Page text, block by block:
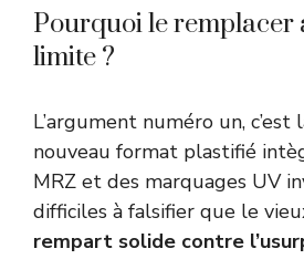
Pourquoi le remplacer
limite ?
L’argument numéro un, c’est
nouveau format plastifié
MRZ et des marquages UV
difficiles à falsifier que le
rempart solide contre